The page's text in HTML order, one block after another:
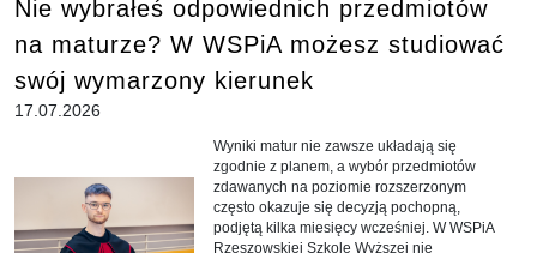
Nie wybrałeś odpowiednich przedmiotów
na maturze? W WSPiA możesz studiować
swój wymarzony kierunek
17.07.2026
Wyniki matur nie zawsze układają się
zgodnie z planem, a wybór przedmiotów
zdawanych na poziomie rozszerzonym
często okazuje się decyzją pochopną,
podjętą kilka miesięcy wcześniej. W WSPiA
Rzeszowskiej Szkole Wyższej nie